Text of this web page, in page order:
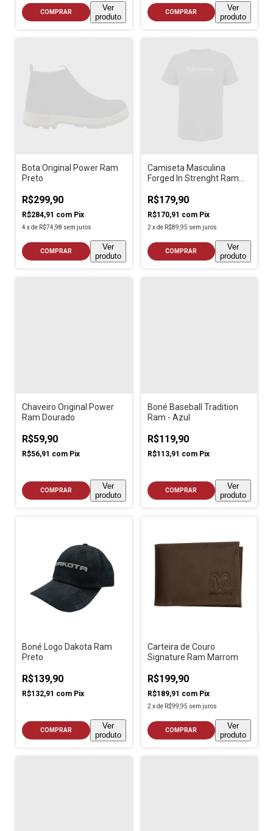
COMPRAR
Ver
produto
COMPRAR
Ver
produto
Bota Original Power Ram
Preto
R$299,90
R$284,91 com Pix
4 xde R$74,98 sem juros
COMPRAR
Ver
produto
Camiseta Masculina
Forged In Strenght Ram
R$179,90
R$170,91 com Pix
2 xde R$89,95 sem juros
COMPRAR
Ver
produto
Chaveiro Original Power
Ram Dourado
R$59,90
R$56,91 com Pix
COMPRAR
Ver
produto
Boné Baseball Tradition
Ram - Azul
R$119,90
R$113,91 com Pix
COMPRAR
Ver
produto
Boné Logo Dakota Ram
Preto
R$139,90
R$132,91 com Pix
COMPRAR
Ver
produto
Carteira de Couro
Signature Ram Marrom
R$199,90
R$189,91 com Pix
2 xde R$99,95 sem juros
COMPRAR
Ver
produto